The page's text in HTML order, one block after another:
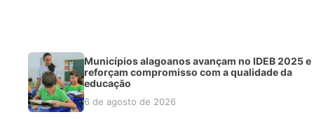
Municípios alagoanos avançam no IDEB 2025 e
reforçam compromisso com a qualidade da
educação
6 de agosto de 2026